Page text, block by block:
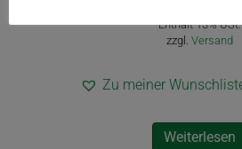
Enthält 13% USt.
zzgl. Versand
Zu meiner
Weiterlesen